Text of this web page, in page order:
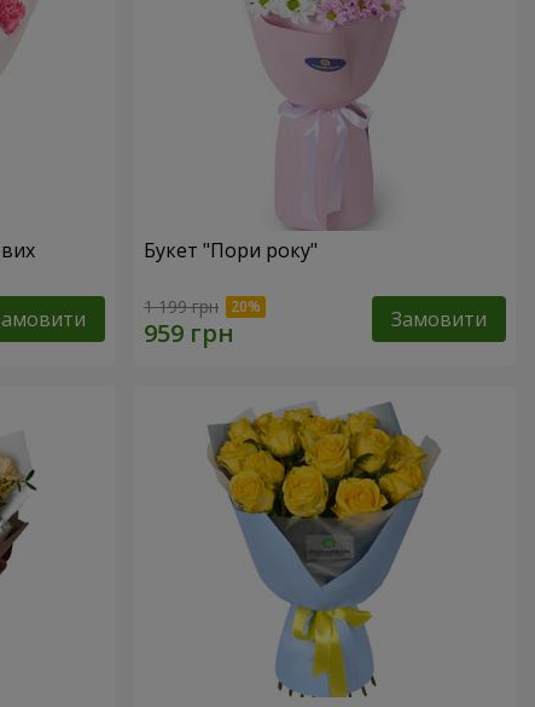
Букет "Пори року"
1 199 грн Замовити